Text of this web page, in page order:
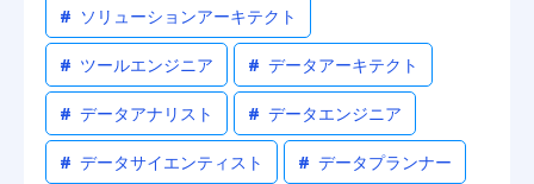
# ソリューションアーキテクト
# ツールエンジニア # データアーキテクト
# データアナリスト # データエンジニア
# データサイエンティスト # データプランナー